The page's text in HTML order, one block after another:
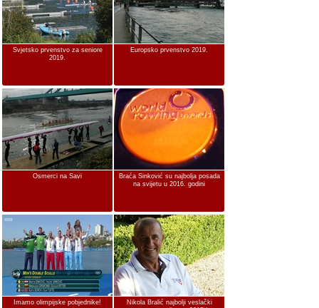
Svjetsko prvenstvo za seniore
2019.
Europsko prvenstvo 2019.
Osmerci na Savi
Braća Sinković su najbolja posada
na svijetu u 2016. godini
Imamo olimpijske pobjednike!
Nikola Bralić najbolji veslački